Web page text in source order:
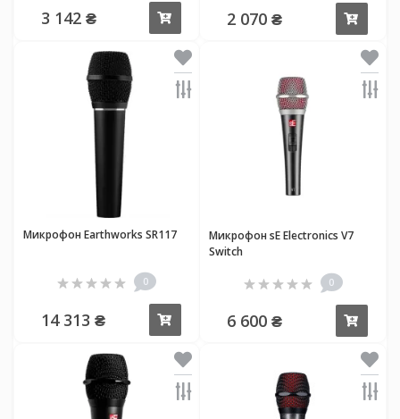
3 142 ₴ 2 070 ₴
Микрофон Earthworks SR117
0
14 313 ₴
Микрофон sE Electronics V7
Switch
0
6 600 ₴